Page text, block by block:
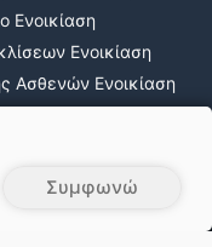
Συμφωνώ
Ενοικίαση
Ενοικίαση
Ασθενών Ενοικίαση